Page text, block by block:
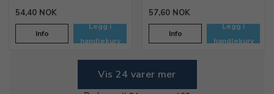
54,40 NOK
Info
Legg i
handlekurv
57,60 NOK
Info
Legg i
handlekurv
Vis 24 varer mer